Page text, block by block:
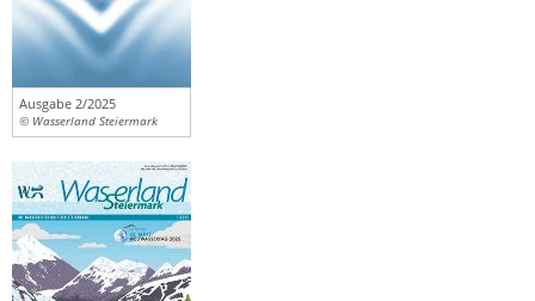
Ausgabe 2/2025
© Wasserland Steiermark